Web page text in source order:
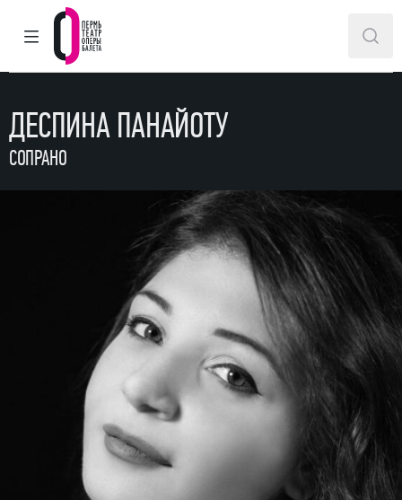
ГЛАВНОЕ МЕНЮ
Пермский театр оперы и балета
ДЕСПИНА ПАНАЙОТУ
СОПРАНО